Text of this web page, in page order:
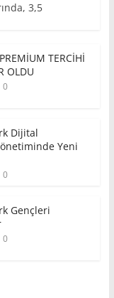
3,5
TERCİHİ
OLDU
0
Dijital
Yeni
0
Gençleri
0